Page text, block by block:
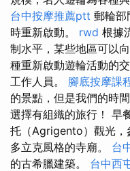
台中按摩推薦ptt 郵輪部
時重新啟動。 rwd 根據
制水平，某些地區可以
種重新啟動遊輪活動的
工作人員。 腳底按摩課
的景點，但是我們的時
選擇有組織的旅行！ 早
托（Agrigento）觀光，
多立克風格的寺廟。 台
的古希臘建築。 台中西